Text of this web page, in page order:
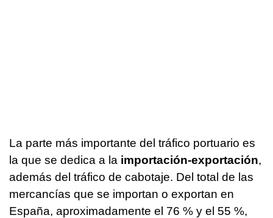
La parte más importante del tráfico portuario es
la que se dedica a la importación-exportación,
además del tráfico de cabotaje. Del total de las
mercancías que se importan o exportan en
España, aproximadamente el 76 % y el 55 %,